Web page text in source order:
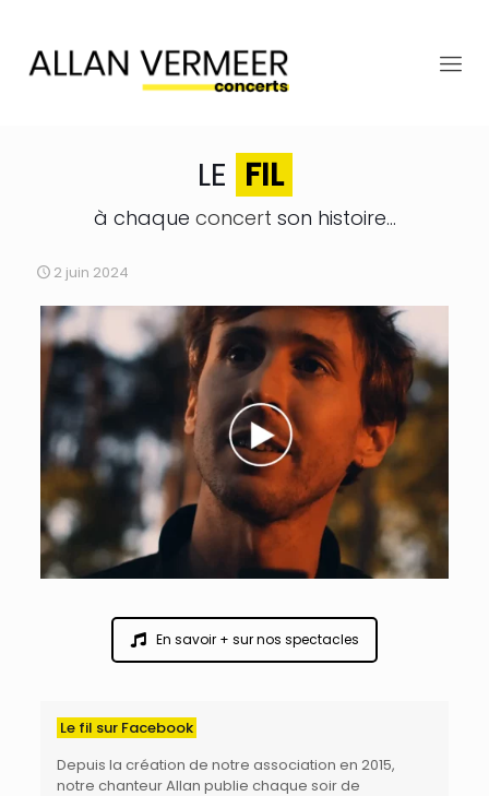
LE FIL
à chaque concert son histoire...
2 juin 2024
En savoir + sur nos spectacles
Le fil sur Facebook
Depuis la création de notre association en 2015,
notre chanteurAllan publie chaque soir de